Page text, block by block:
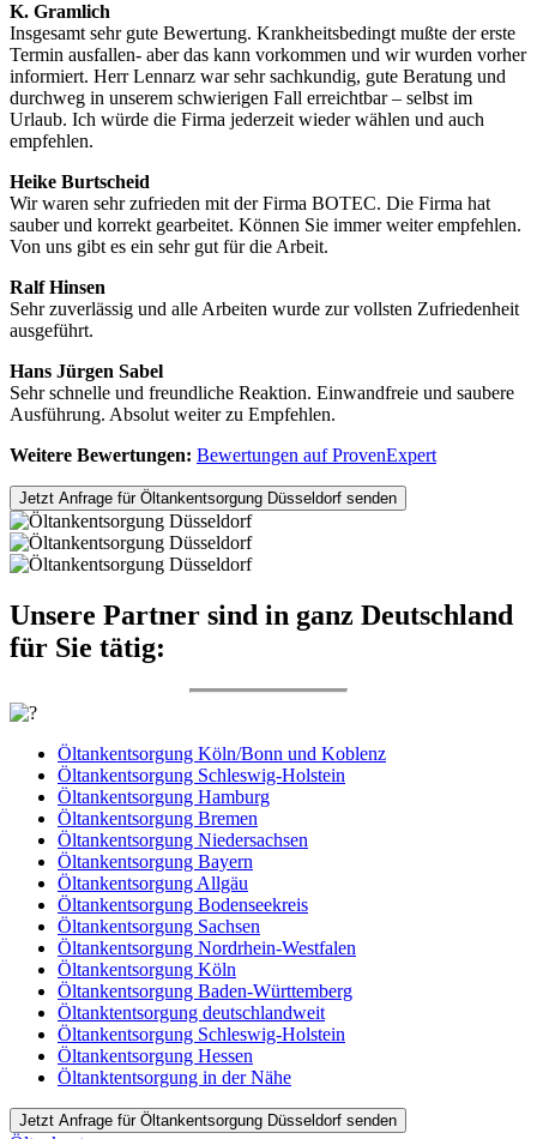
K. Gramlich
Insgesamt sehr gute Bewertung. Krankheitsbedingt mußte der erste
Termin ausfallen- aber das kann vorkommen und wir wurden vorher
informiert. Herr Lennarz war sehr sachkundig, gute Beratung und
durchweg in unserem schwierigen Fall erreichtbar – selbst im
Urlaub. Ich würde die Firma jederzeit wieder wählen und auch
empfehlen.
Heike Burtscheid
Wir waren sehr zufrieden mit der Firma BOTEC. Die Firma hat
sauber und korrekt gearbeitet. Können Sie immer weiter empfehlen.
Von uns gibt es ein sehr gut für die Arbeit.
Ralf Hinsen
Sehr zuverlässig und alle Arbeiten wurde zur vollsten Zufriedenheit
ausgeführt.
Hans Jürgen Sabel
Sehr schnelle und freundliche Reaktion. Einwandfreie und saubere
Ausführung. Absolut weiter zu Empfehlen.
Weitere Bewertungen: Bewertungen auf ProvenExpert
Jetzt Anfrage für Öltankentsorgung Düsseldorf senden
Unsere Partner sind in ganz Deutschland
für Sie tätig:
Öltankentsorgung Köln/Bonn und Koblenz
Öltankentsorgung Schleswig-Holstein
Öltankentsorgung Hamburg
Öltankentsorgung Bremen
Öltankentsorgung Niedersachsen
Öltankentsorgung Bayern
Öltankentsorgung Allgäu
Öltankentsorgung Bodenseekreis
Öltankentsorgung Sachsen
Öltankentsorgung Nordrhein-Westfalen
Öltankentsorgung Köln
Öltankentsorgung Baden-Württemberg
Öltanktentsorgung deutschlandweit
Öltankentsorgung Schleswig-Holstein
Öltankentsorgung Hessen
Öltanktentsorgung in der Nähe
Jetzt Anfrage für Öltankentsorgung Düsseldorf senden